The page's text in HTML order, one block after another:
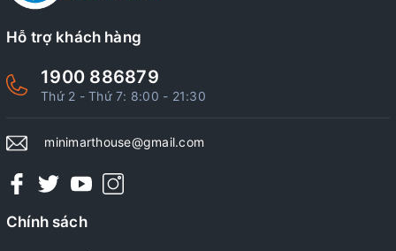
Hỗ trợ khách hàng
1900 886879
Thứ 2 - Thứ 7: 8:00 - 21:30
minimarthouse@gmail.com
Chính sách